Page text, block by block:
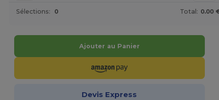
Sélections: 0 Total: 0.00
Ajouter au Panier
Devis Express